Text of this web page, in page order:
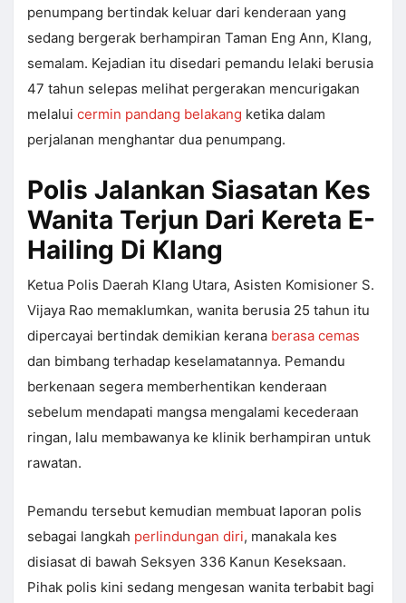
penumpang bertindak keluar dari kenderaan yang
sedang bergerak berhampiran Taman Eng Ann, Klang,
semalam. Kejadian itu disedari pemandu lelaki berusia
47 tahun selepas melihat pergerakan mencurigakan
melalui cermin pandang belakang ketika dalam
perjalanan menghantar dua penumpang.
Polis Jalankan Siasatan Kes
Wanita Terjun Dari Kereta E-
Hailing Di Klang
Ketua Polis Daerah Klang Utara, Asisten Komisioner S.
Vijaya Rao memaklumkan, wanita berusia 25 tahun itu
dipercayai bertindak demikian kerana berasa cemas
dan bimbang terhadap keselamatannya. Pemandu
berkenaan segera memberhentikan kenderaan
sebelum mendapati mangsa mengalami kecederaan
ringan, lalu membawanya ke klinik berhampiran untuk
rawatan.
Pemandu tersebut kemudian membuat laporan polis
sebagai langkah perlindungan diri, manakala kes
disiasat di bawah Seksyen 336 Kanun Keseksaan.
Pihak polis kini sedang mengesan wanita terbabit bagi